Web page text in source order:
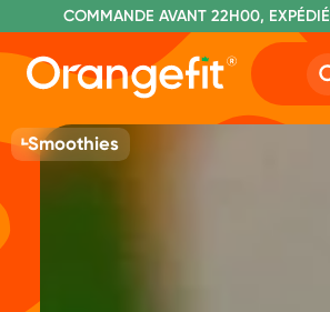
SANS LACTOSE ET
COMMANDE AVANT 22H00,
LIVRAISON GRATUITE À
Smoothies